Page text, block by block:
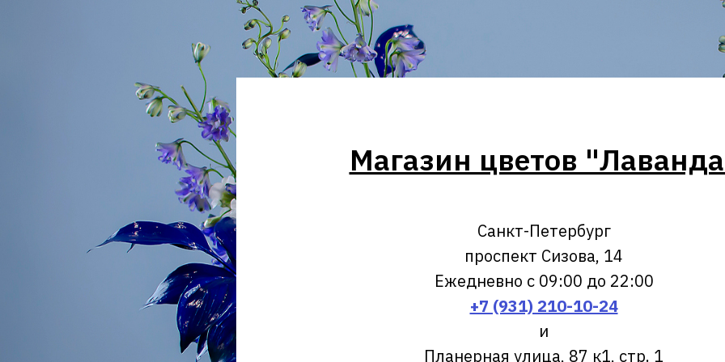
Магазин цветов
Санкт-Петербург
проспект Сизова, 14
Ежедневно с 09:00 до 22:00
+7 (931) 210-10-24
и
Планерная улица, 87 к1, стр. 1